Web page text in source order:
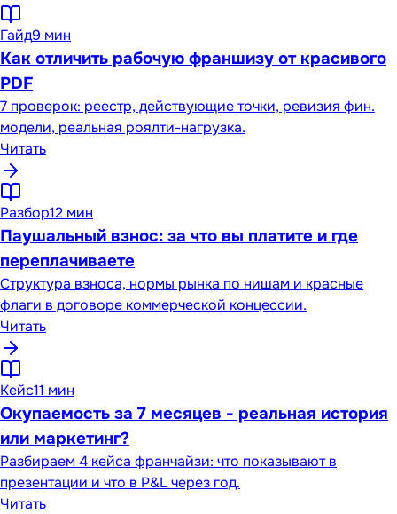
Гайд9 мин
Как отличить рабочую франшизу от красивого
PDF
7 проверок: реестр, действующие точки, ревизия фин.
модели, реальная роялти-нагрузка.
Читать
Разбор12 мин
Паушальный взнос: за что вы платите и где
переплачиваете
Структура взноса, нормы рынка по нишам и красные
флаги в договоре коммерческой концессии.
Читать
Кейс11 мин
Окупаемость за 7 месяцев - реальная история
или маркетинг?
Разбираем 4 кейса франчайзи: что показывают в
презентации и что в P&L через год.
Читать